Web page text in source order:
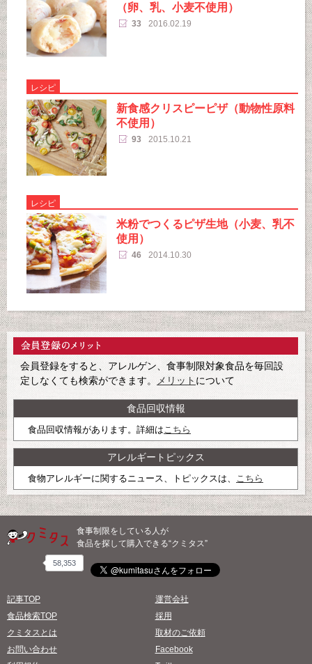
（卵、乳、小麦不使用）
33 2016.02.19
レシピ
新食感クリスピーピザ（動物性原料
不使用）
93 2015.10.21
レシピ
米粉でつくるピザ生地（小麦、乳不
使用）
46 2014.10.30
会員登録をすると、アレルゲン、食事制限対象食品を毎回設
定しなくても検索ができます。
メリット について
食品回収情報
食品回収情報があります。詳細はこちら
アレルギートピックス
食物アレルギーに関するニュース、トピックスは、 こちら
食事制限をしている人が
食品を探して購入できる“クミタス”
58,353
記事TOP
食品検索TOP
クミタスとは
お問い合わせ
運営会社
採用
取材のご依頼
Facebook